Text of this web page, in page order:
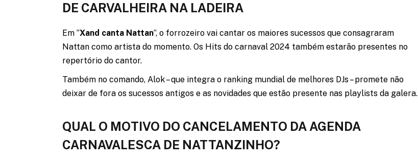
DE CARVALHEIRA NA LADEIRA
Em ”Xand canta Nattan”, o forrozeiro vai cantar os maiores sucessos que consagraram
Nattan como artista do momento. Os Hits do carnaval 2024 também estarão presentes no
repertório do cantor.
Também no comando, Alok – que integra o ranking mundial de melhores DJs – promete não
deixar de fora os sucessos antigos e as novidades que estão presente nas playlists da galera.
QUAL O MOTIVO DO CANCELAMENTO DA AGENDA
CARNAVALESCA DE NATTANZINHO?